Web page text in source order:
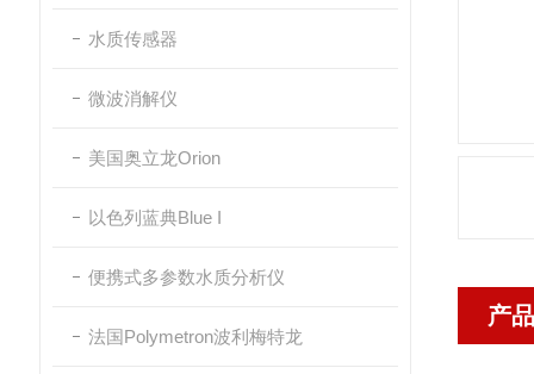
水质传感器
微波消解仪
美国奥立龙Orion
以色列蓝典Blue I
便携式多参数水质分析仪
法国Polymetron波利梅特龙
产